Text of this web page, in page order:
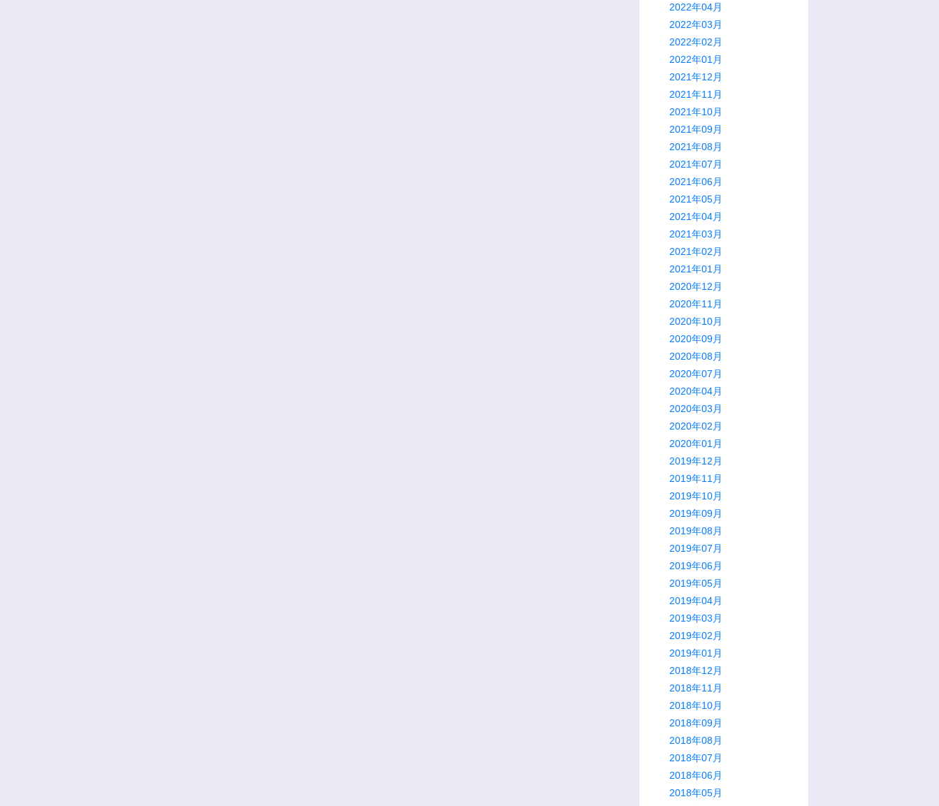
2022年04月
2022年03月
2022年02月
2022年01月
2021年12月
2021年11月
2021年10月
2021年09月
2021年08月
2021年07月
2021年06月
2021年05月
2021年04月
2021年03月
2021年02月
2021年01月
2020年12月
2020年11月
2020年10月
2020年09月
2020年08月
2020年07月
2020年04月
2020年03月
2020年02月
2020年01月
2019年12月
2019年11月
2019年10月
2019年09月
2019年08月
2019年07月
2019年06月
2019年05月
2019年04月
2019年03月
2019年02月
2019年01月
2018年12月
2018年11月
2018年10月
2018年09月
2018年08月
2018年07月
2018年06月
2018年05月